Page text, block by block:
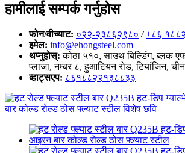
हामीलाई सम्पर्क गर्नुहोस
फोन/वीच्याट: ०२२-२३८६२९८० / +८६
इमेल: info@ehongsteel.com
थप्नुहोस्: कोठा ५१०, साउथ बिल्डिंग, ब्लक
प्लाजा, नम्बर ८, हुआटियन रोड, टियांजिन, चीन
व्हाट्सएप: ८६१८८२२१३८८३३